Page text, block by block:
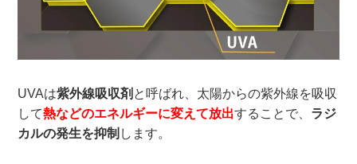
UVAは紫外線吸収剤 と呼ばれ、太陽からの紫外線を吸収
して熱などのエネルギーに変えて放出することで、 ラジ
カルの発生を抑制 します。